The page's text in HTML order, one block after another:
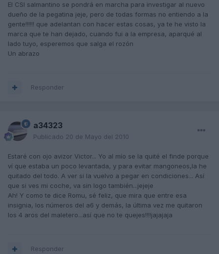
El CSI salmantino se pondrá en marcha para investigar al nuevo
dueño de la pegatina jeje, pero de todas formas no entiendo a la
gente!!!!!! que adelantan con hacer estas cosas, ya te he visto la
marca que te han dejado, cuando fui a la empresa, aparqué al
lado tuyo, esperemos que salga el rozón
Un abrazo
Responder
a34323
Publicado 20 de Mayo del 2010
Estaré con ojo avizor Victor... Yo al mío se la quité el finde porque
ví que estaba un poco levantada, y para evitar mangoneos,la he
quitado del todo. A ver si la vuelvo a pegar en condiciones... Así
que si ves mi coche, va sin logo también...jejeje
Ah! Y como te dice Romu, sé feliz, que mira que entre esa
insignia, los números del a6 y demás, la última vez me quitaron
los 4 aros del maletero...así que no te quejes!!!!jajajaja
Responder